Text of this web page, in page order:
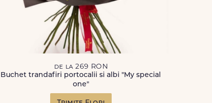
de la 269 RON
Buchet trandafiri portocalii si albi "My special
one"